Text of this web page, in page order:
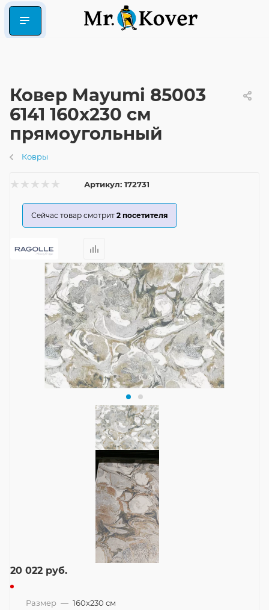
Ковер Mayumi 85003
6141 160x230 см
прямоугольный
Ковры
Артикул: 172731
Сейчас товар смотрит 2 посетителя
20 022 руб.
Размер — 160x230 см